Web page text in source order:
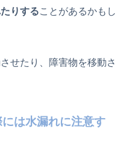
りすることがあるかもし
せたり、障害物を移動さ
は水漏れに注意す